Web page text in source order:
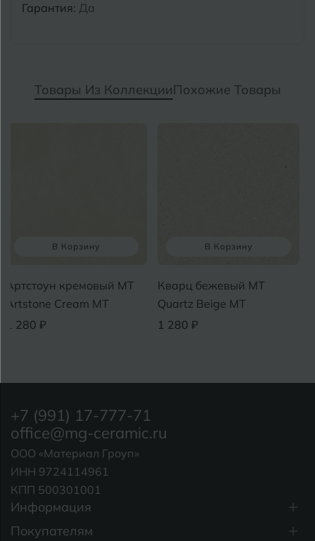
Гарантия: Да
Товары Из КоллекцииПохожие Товары
В Корзину
Артстоун кремовый MT
Artstone Cream MT
1 280 ₽
В Корзину
Кварц бежевый MT
Quartz Beige MT
1 280 ₽
Информация
Покупателям
+7 (991) 17-777-71
office@mg-ceramic.ru
ООО «Материал Гроуп»
ИНН 9724114961
КПП 500301001